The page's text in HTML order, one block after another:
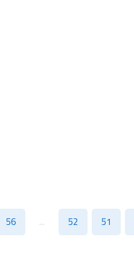
51
52
...
56